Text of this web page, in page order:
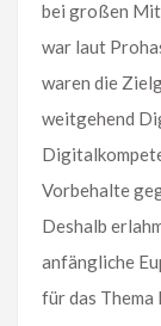
bei großen
war laut
waren die
weitgehend
Vorbehalte
Deshalb
anfängliche
für das Thema